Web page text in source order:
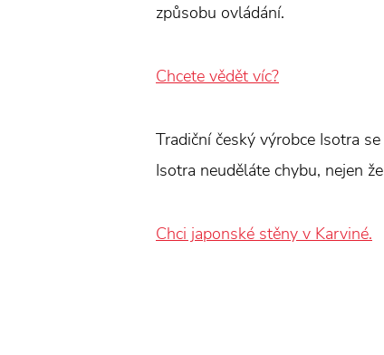
způsobu ovládání.
Chcete vědět víc?
Tradiční český výrobce Isotra
Isotra neuděláte chybu, nejen
Chci japonské stěny v Karviné.